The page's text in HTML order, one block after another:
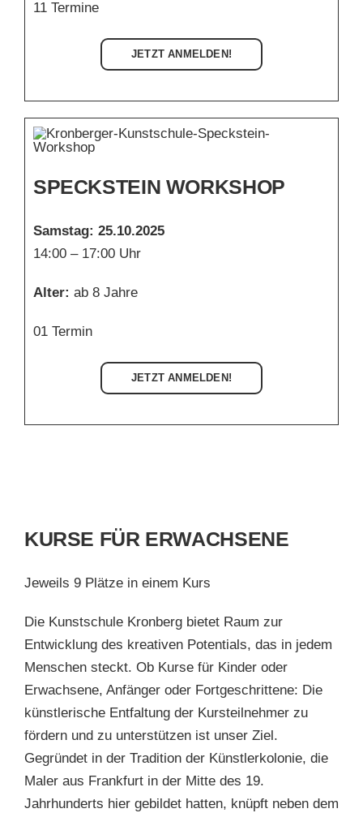
11 Termine
JETZT ANMELDEN!
SPECKSTEIN WORKSHOP
Samstag: 25.10.2025
14:00 – 17:00 Uhr
Alter: ab 8 Jahre
01 Termin
JETZT ANMELDEN!
KURSE FÜR ERWACHSENE
Jeweils 9 Plätze in einem Kurs
Die Kunstschule Kronberg bietet Raum zur
Entwicklung des kreativen Potentials, das in jedem
Menschen steckt. Ob Kurse für Kinder oder
Erwachsene, Anfänger oder Fortgeschrittene: Die
künstlerische Entfaltung der Kursteilnehmer zu
fördern und zu unterstützen ist unser Ziel.
Gegründet in der Tradition der Künstlerkolonie, die
Maler aus Frankfurt in der Mitte des 19.
Jahrhunderts hier gebildet hatten, knüpft neben dem